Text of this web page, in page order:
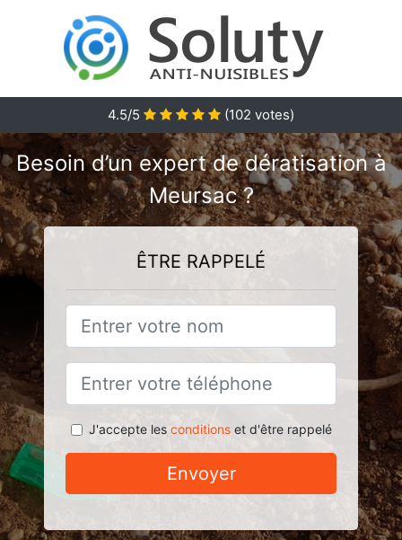
4.5/5 (102 votes)
Besoin d’un expert de dératisation à
Meursac ?
ÊTRE RAPPELÉ
J'accepte les conditionset d'être rappelé
Envoyer